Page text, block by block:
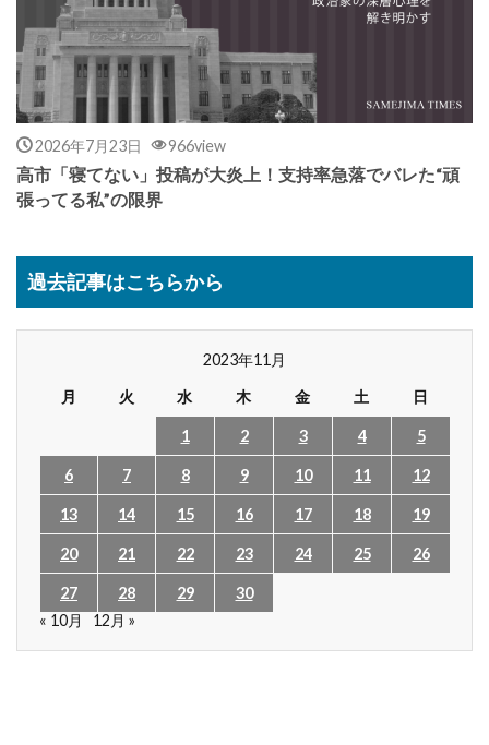
2026年7月23日 966view
高市「寝てない」投稿が大炎上！支持率急落でバレた“頑
張ってる私”の限界
過去記事はこちらから
2023年11月
月
火 水 木 金 土 日
1 2 3 4 5
6 7 8 9 10 11 12
13 14 15 16 17 18 19
20 21 22 23 24 25 26
27 28 29
30
« 10月
12月 »